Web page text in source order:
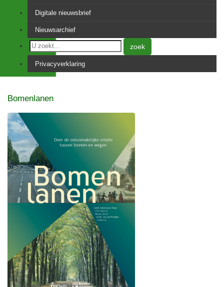
Digitale nieuwsbrief
Nieuwsarchief
zoek
Privacyverklaring
Bomenlanen